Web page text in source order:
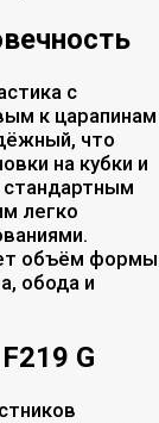
с
к царапинам
что
на кубки и
легко
объём
обода и
G